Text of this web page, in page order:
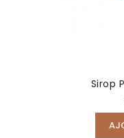
Sirop